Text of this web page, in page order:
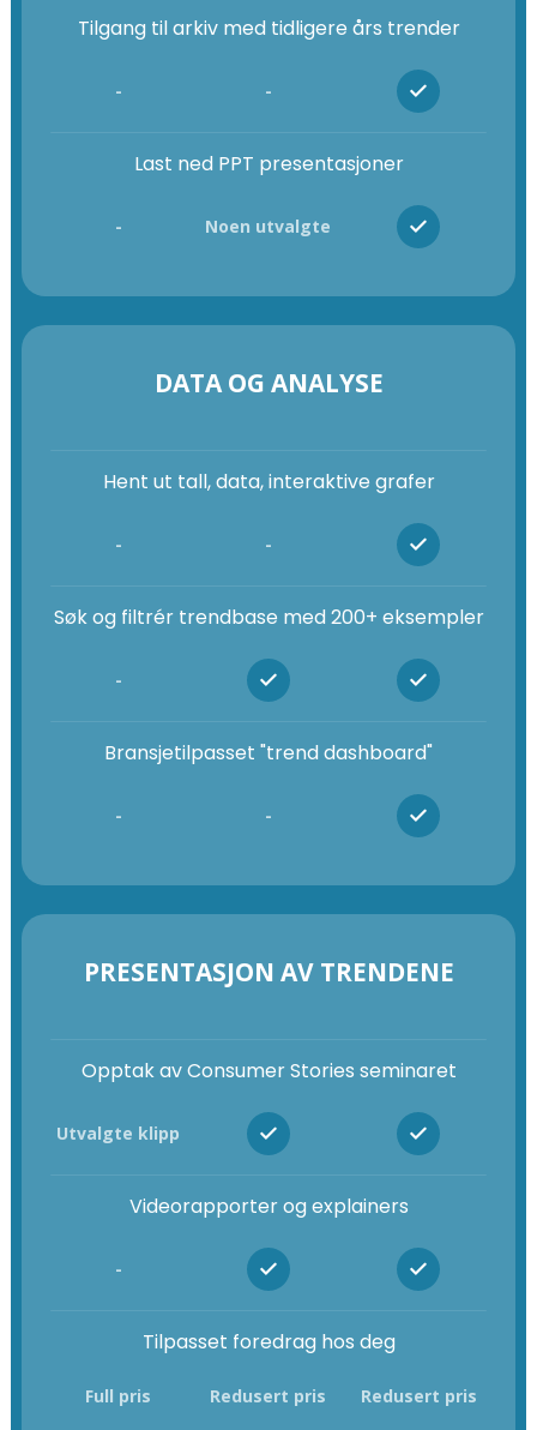
Tilgang til arkiv med tidligere års trender
- -
Last ned PPT presentasjoner
- Noen utvalgte
DATA OG ANALYSE
Hent ut tall, data, interaktive grafer
- -
Søk og filtrér trendbase med 200+ eksempler
-
Bransjetilpasset "trend dashboard"
- -
PRESENTASJON AV TRENDENE
Opptak av Consumer Stories seminaret
Utvalgte klipp
Videorapporter og explainers
-
Tilpasset foredrag hos deg
Full pris Redusert pris Redusert pris